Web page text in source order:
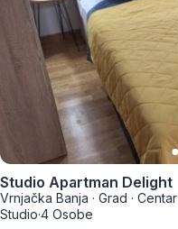
Studio Apartman Delight
Vrnjačka Banja · Grad · Centar
Studio·4 Osobe